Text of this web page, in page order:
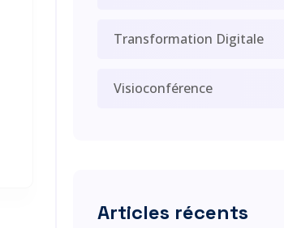
Transformation Digitale
Visioconférence
Articles récents